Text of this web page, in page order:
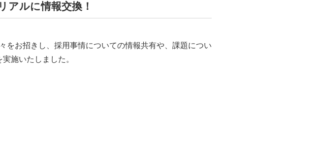
アルに情報交換！
をお招きし、採用事情についての情報共有や、課題につい
施いたしました。